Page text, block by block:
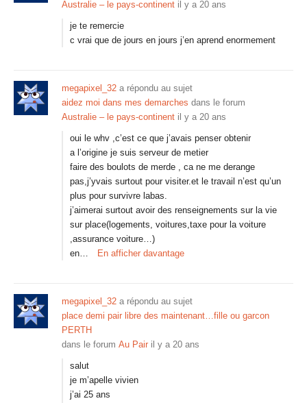
Australie – le pays-continent il y a 20 ans
je te remercie
c vrai que de jours en jours j’en aprend enormement
megapixel_32 a répondu au sujet
aidez moi dans mes demarches dans le forum
Australie – le pays-continent il y a 20 ans
oui le whv ,c’est ce que j’avais penser obtenir
a l’origine je suis serveur de metier
faire des boulots de merde , ca ne me derange
pas,j’yvais surtout pour visiter.et le travail n’est qu’un
plus pour survivre labas.
j’aimerai surtout avoir des renseignements sur la vie
sur place(logements, voitures,taxe pour la voiture
,assurance voiture…)
en…
En afficher davantage
megapixel_32 a répondu au sujet
place demi pair libre des maintenant…fille ou garcon
PERTH
dans le forum Au Pair il y a 20 ans
salut
je m’apelle vivien
j’ai 25 ans